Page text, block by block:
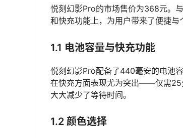
悦刻幻影Pro的市场售价为368元。
和快充功能上，为用户带来了便捷与
1.1 电池容量与快充功能
悦刻幻影Pro配备了440毫安的电池
在快充方面表现尤为突出——仅需25
大大减少了等待时间。
1.2 颜色选择